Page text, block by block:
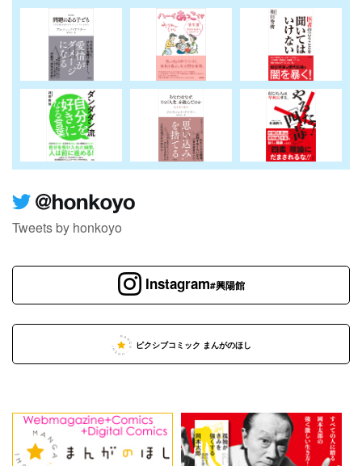
Tweets by honkoyo
Instagram#興陽館
ピクシブコミック まんがのほし